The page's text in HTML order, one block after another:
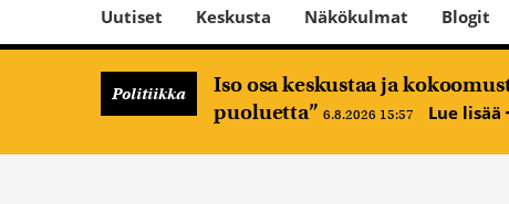
Uutiset Keskusta Näkökulmat Blogit
Politiikka
Iso osa keskustaa ja
puoluetta” 6.8.2026 15:57 Lue lisää